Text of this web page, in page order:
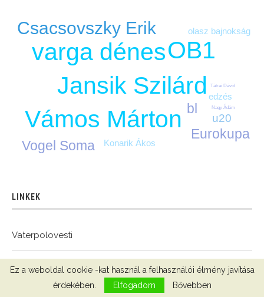
Jansik Szilárd
OB1
varga dénes
Vámos Márton
Csacsovszky Erik
bl
Eurokupa
Vogel Soma
u20
edzés
Konarik Ákos
olasz bajnokság
Nagy Ádám
Tátrai Dávid
LINKEK
Vaterpolovesti
WaterpoloDevelopmentWorld
Ez a weboldal cookie -kat használ a felhasználói élmény javítása
érdekében.
Elfogadom Bővebben